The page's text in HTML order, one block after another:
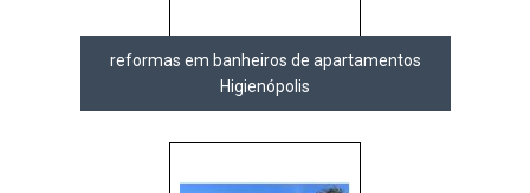
reformas em banheiros de apartamentos
Higienópolis